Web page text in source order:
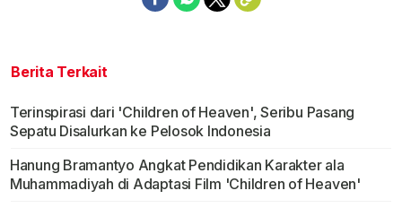
Berita Terkait
Terinspirasi dari 'Children of Heaven', Seribu Pasang
Sepatu Disalurkan ke Pelosok Indonesia
Hanung Bramantyo Angkat Pendidikan Karakter ala
Muhammadiyah di Adaptasi Film 'Children of Heaven'